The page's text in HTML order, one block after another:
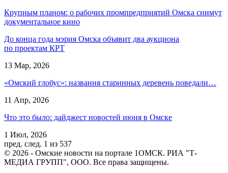
Крупным планом: о рабочих промпредприятий Омска снимут
документальное кино
До конца года мэрия Омска объявит два аукциона
по проектам КРТ
13 Мар, 2026
«Омский глобус»: названия старинных деревень поведали…
11 Апр, 2026
Что это было: дайджест новостей июня в Омске
1 Июл, 2026
пред. след. 1 из 537
© 2026 - Омские новости на портале 1ОМСК. РИА "Т-
МЕДИА ГРУПП", ООО. Все права защищены.